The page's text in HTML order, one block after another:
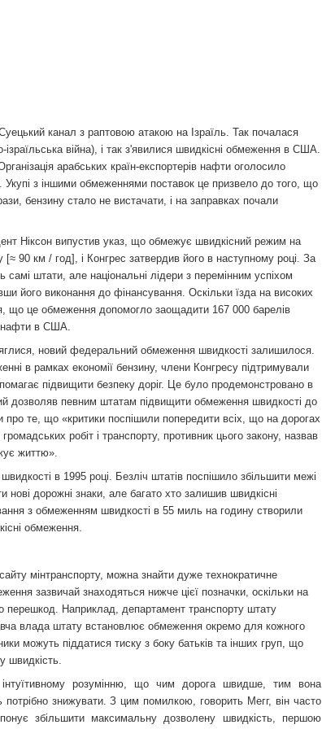
канал з раптовою атакою на Ізраїль. Так почалася
війна), і так з'явилися швидкісні обмеження в США.
арабських країн-експортерів нафти оголосило
Укупі з іншими обмеженнями поставок це призвело до того, що
бензину стало не вистачати, і на заправках почали
Ніксон випустив указ, що обмежує швидкісний режим на
90 км / год], і Конгрес затвердив його в наступному році. За
самі штати, але національні лідери з перемінним успіхом
його виконання до фінансування. Оскільки їзда на високих
що це обмеження допомогло заощадити 167 000 барелів
нафти в США.
новий федеральний обмеження швидкості залишилося.
в рамках економії бензину, члени Конгресу підтримували
підвищити безпеку доріг. Це було продемонстровано в
дозволяв певним штатам підвищити обмеження швидкості до
те, що «критики поспішили попередити всіх, що на дорогах
робіт і транспорту, противник цього закону, назвав
життю».
в 1995 році. Безліч штатів поспішило збільшити межі
нові дорожні знаки, але багато хто залишив швидкісні
з обмеженням швидкості в 55 миль на годину створили
обмеження.
мінтранспорту, можна знайти дуже технократичне
зазвичай знаходяться нижче цієї позначки, оскільки на
перешкод. Наприклад, департамент транспорту штату
влада штату встановлює обмеження окремо для кожного
можуть піддатися тиску з боку батьків та інших груп, що
швидкість.
розумінню, що чим дорога швидше, тим вона
потрібно знижувати. З цим помилкою, говорить Мегг, він часто
збільшити максимальну дозволену швидкість, першою